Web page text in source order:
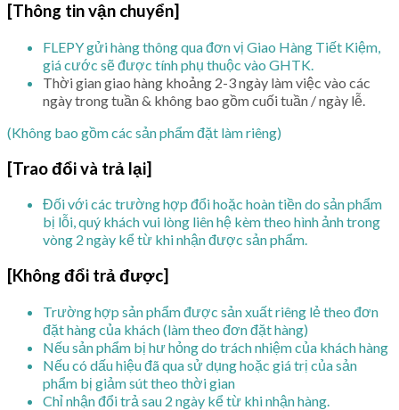
[Thông tin vận chuyển]
FLEPY gửi hàng thông qua đơn vị Giao Hàng Tiết Kiệm,
giá cước sẽ được tính phụ thuộc vào GHTK.
Thời gian giao hàng khoảng 2-3 ngày làm việc vào các
ngày trong tuần & không bao gồm cuối tuần / ngày lễ.
(Không bao gồm các sản phẩm đặt làm riêng)
[Trao đổi và trả lại]
Đối với các trường hợp đổi hoặc hoàn tiền do sản phẩm
bị lỗi, quý khách vui lòng liên hệ kèm theo hình ảnh trong
vòng 2 ngày kể từ khi nhận được sản phẩm.
[Không đổi trả được]
Trường hợp sản phẩm được sản xuất riêng lẻ theo đơn
đặt hàng của khách (làm theo đơn đặt hàng)
Nếu sản phẩm bị hư hỏng do trách nhiệm của khách hàng
Nếu có dấu hiệu đã qua sử dụng hoặc giá trị của sản
phẩm bị giảm sút theo thời gian
Chỉ nhận đổi trả sau 2 ngày kể từ khi nhận hàng.